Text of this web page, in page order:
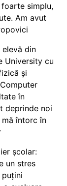
simplu,
Am avut
din
University cu
și
în
deprinde noi
întorc în
școlar:
un stres
puțini